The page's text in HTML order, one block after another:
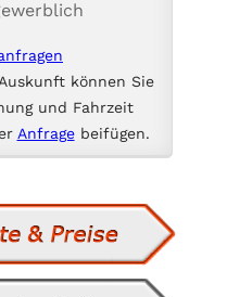
können Sie
und Fahrzeit
Anfragebeifügen.